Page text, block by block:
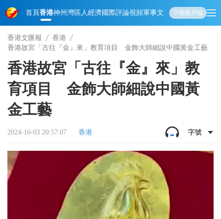
首頁香港神州 灣區人經濟國際評論視頻軍事文化 娛樂生活教育體
下載客戶端
香港文匯報
香港
香港故宮「古往『金』來」教育項目 金飾大師細說中國黃金工藝
香港故宮「古往『金』來」教
育項目 金飾大師細說中國黃
金工藝
2024-10-03 20:57:07 香港 字號